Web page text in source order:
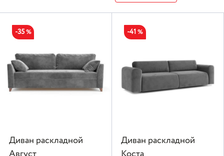
-35 %
Диван раскладной
-41%
Диван раскладной